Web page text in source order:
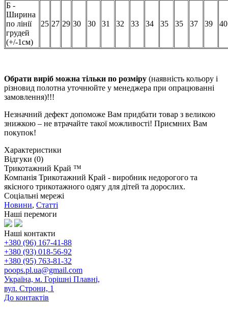
Б -
Ширина
по лінії
грудей
(+/-1см)
25 27 29 30 30 31 32 33 34 35 35 37 39 40
Обрати виріб можна тільки по розміру (наявність кольору і
різновид полотна уточнюйте у менеджера при опрацюванні
замовлення)!!!
Незначний дефект допоможе Вам придбати товар з великою
знижкою – не втрачайте такої можливості! Приємних Вам
покупок!
Характеристики
Відгуки (0)
Трикотажний Край ™
Компанія Трикотажний Край - виробник недорогого та
якісного трикотажного одягу для дітей та дорослих.
Соціальні мережі
Новини, Статті
Наші перемоги
Наші контакти
+380 (96) 167-41-88
+380 (93) 018-56-92
+380 (95) 763-81-32
poops.pl.ua@gmail.com
Україна, м. Горішні Плавні,
вул. Строни, 1
До контактів